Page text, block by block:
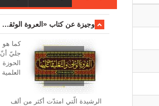
وجیزة عن کتاب «العروة الوثقی والتعلیقات علیها»
کما هو
جليّ أنّ
الحوزة
العلمیة
الرشیدة الّتي امتدّت أكثر من ألف